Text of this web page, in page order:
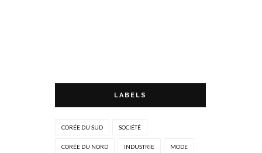
LABELS
CORÉE DU SUD SOCIÉTÉ
CORÉE DU NORD INDUSTRIE MODE